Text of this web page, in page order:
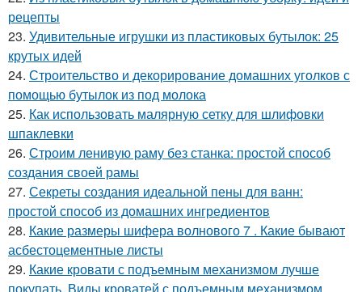
рецепты
23. Удивительные игрушки из пластиковых бутылок: 25
крутых идей
24. Строительство и декорирование домашних уголков с
помощью бутылок из под молока
25. Как использовать малярную сетку для шлифовки
шпаклевки
26. Строим ленивую раму без станка: простой способ
создания своей рамы
27. Секреты создания идеальной пены для ванн:
простой способ из домашних ингредиентов
28. Какие размеры шифера волнового 7 . Какие бывают
асбестоцементные листы
29. Какие кровати с подъемным механизмом лучше